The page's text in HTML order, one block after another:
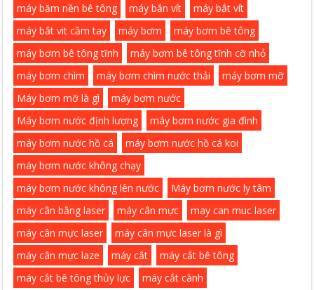
máy băm nền bê tông
máy bắn vít
máy bắt vít
máy bắt vit cầm tay
máy bơm
máy bơm bê tông
máy bơm bê tông tĩnh
máy bơm bê tông tĩnh cỡ nhỏ
máy bơm chìm
máy bơm chìm nước thải
máy bơm mỡ
Máy bơm mỡ là gì
máy bơm nước
Máy bơm nước định lượng
máy bơm nước gia đình
máy bơm nước hồ cá
máy bơm nước hồ cá koi
máy bơm nước không chạy
máy bơm nước không lên nước
Máy bơm nước ly tâm
máy cân bằng laser
máy cân mực
may can muc laser
máy cân mực laser
máy cân mực laser là gì
máy cân mực laze
máy cắt
máy cắt bê tông
máy cắt bê tông thủy lực
máy cắt cành